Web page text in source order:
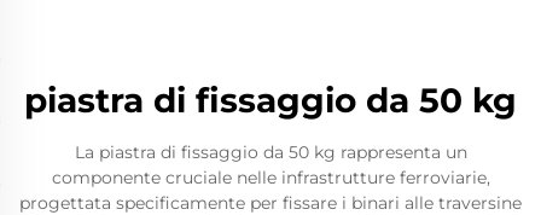
piastra di fissaggio da 50 kg
La piastra di fissaggio da 50 kg rappresenta un
componente cruciale nelle infrastrutture ferroviarie,
progettata specificamente per fissare i binari alle traversine